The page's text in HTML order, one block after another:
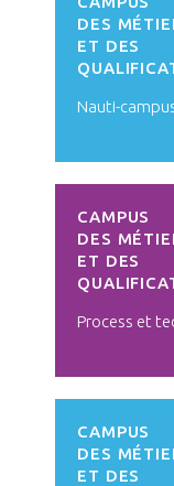
DES
ET DES
Nauti-
CAMPUS
DES
ET DES
Process et
CAMPUS
DES
ET DES